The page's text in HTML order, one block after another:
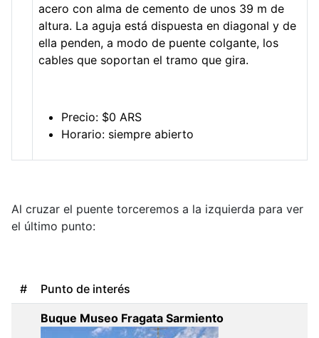
acero con alma de cemento de unos 39 m de
altura. La aguja está dispuesta en diagonal y de
ella penden, a modo de puente colgante, los
cables que soportan el tramo que gira.
Precio: $0 ARS
Horario: siempre abierto
Al cruzar el puente torceremos a la izquierda para ver
el último punto:
# Punto de interés
Buque Museo Fragata Sarmiento